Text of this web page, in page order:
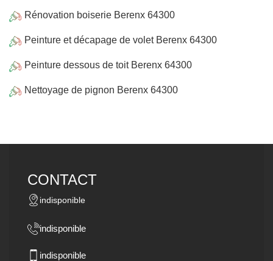
Rénovation boiserie Berenx 64300
Peinture et décapage de volet Berenx 64300
Peinture dessous de toit Berenx 64300
Nettoyage de pignon Berenx 64300
CONTACT
indisponible
indisponible
indisponible